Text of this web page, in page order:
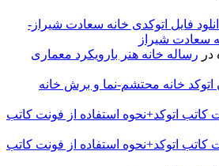
فایل اتوکدی خانه سعادت شیراز-
سعادت شیراز
در رساله خانه هنر بارویکرد معماری
اتوکد خانه محتشم-نما و برش خانه
کاتب اتوکد+نحوه استفاده از فونت کاتب
کاتب اتوکد+نحوه استفاده از فونت کاتب